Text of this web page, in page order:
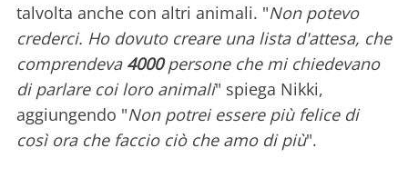
talvolta anche con altri animali. "Non potevo
crederci. Ho dovuto creare una lista d'attesa, che
comprendeva 4000persone che mi chiedevano
di parlare coi loro animali" spiega Nikki,
aggiungendo "Non potrei essere più felice di
così ora che faccio ciò che amo di più".